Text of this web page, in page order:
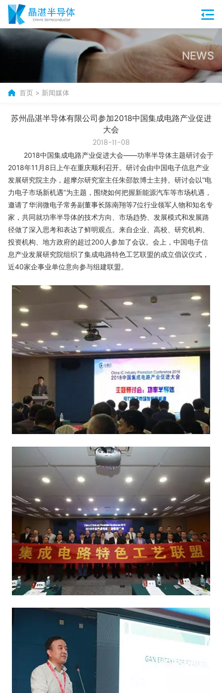
NEWS
首页 > 新闻媒体
苏州晶湛半导体有限公司参加2018中国集成电路产业促进
大会
2018-11-08
2018中国集成电路产业促进大会——功率半导体主题研讨会于
2018年11月8日上午在重庆顺利召开。研讨会由中国电子信息产业
发展研究院主办，超摩尔研究室主任朱邵歆博士主持。研讨会以“电
力电子市场新机遇”为主题，围绕如何把握新能源汽车等市场机遇，
邀请了华润微电子常务副董事长陈南翔等7位行业领军人物和知名专
家，共同就功率半导体的技术方向、市场趋势、发展模式和发展路
径做了深入思考和表达了鲜明观点。来自企业、高校、研究机构、
投资机构、地方政府的超过200人参加了会议。会上，中国电子信
息产业发展研究院组织了集成电路特色工艺联盟的成立倡议仪式，
近40家企事业单位意向参与组建联盟。